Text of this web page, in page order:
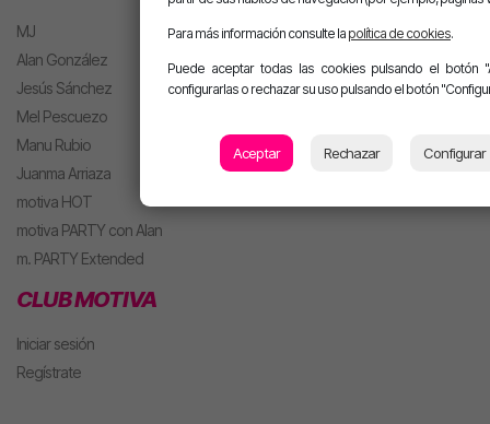
MJ
Alan González
Jesús Sánchez
Mel Pescuezo
Manu Rubio
Juanma Arriaza
motiva HOT
motiva PARTY con Alan
m. PARTY Extended
CLUB MOTIVA
Iniciar sesión
Regístrate
Para más información consulte la política de cookies.
Puede aceptar todas las cookies pulsando el botón
configurarlas o rechazar su uso pulsando el botón
Aceptar Rechazar Configurar